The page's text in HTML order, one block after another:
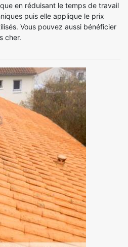
en réduisant le temps de travail
puis elle applique le prix
Vous pouvez aussi bénéficier
cher.